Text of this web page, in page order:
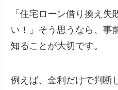
「住宅ローン借り換え失
い！」そう思うなら、事
知ることが大切です。
例えば、金利だけで判断